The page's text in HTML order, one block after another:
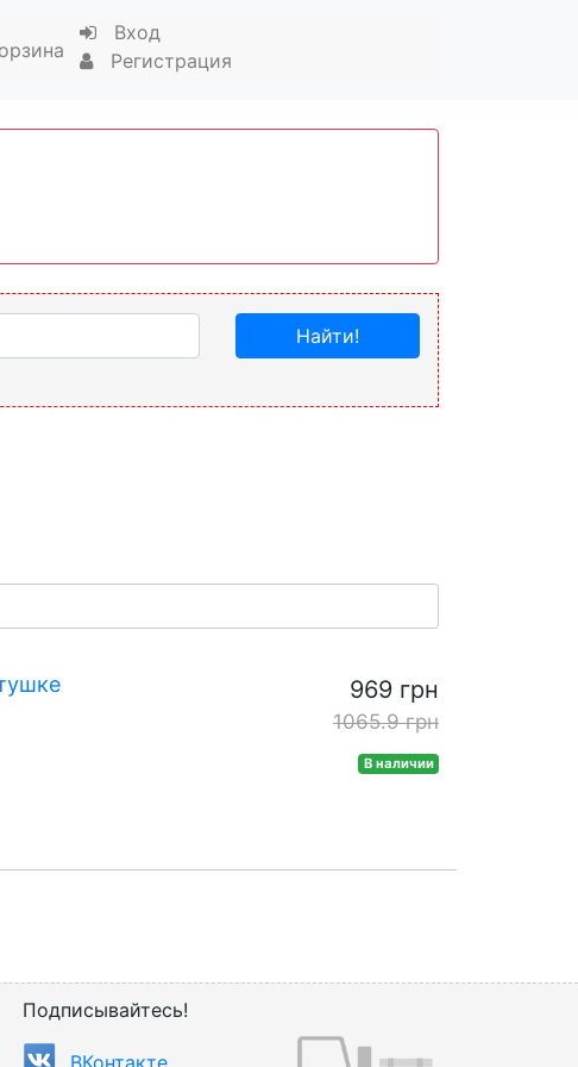
Вход
Регистрация
Найти!
969 грн
1065.9 грн
В наличии
Подписывайтесь!
ВКонтакте